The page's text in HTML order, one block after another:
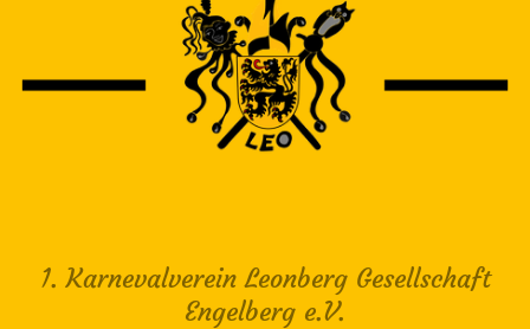
1. Karnevalverein Leonberg Gesellschaft
Engelberg e.V.